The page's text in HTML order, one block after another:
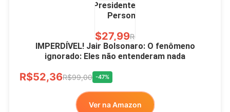
Presidente Porcelana
Personalizada
R$27,99R$49,00
IMPERDÍVEL! Jair Bolsonaro: O fenômeno
ignorado: Eles não entenderam nada
R$52,36R$99,00 -47%
Ver na Amazon